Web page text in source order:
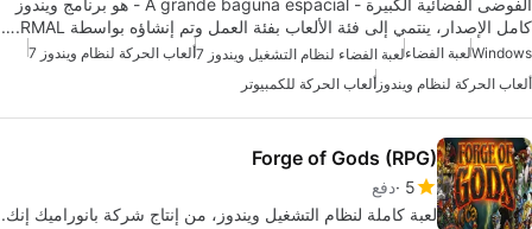
الفوضى الفضائية الكبيرة - A grande baguna espacial - هو برنامج ويندوز
كامل الإصدار، ينتمي إلى فئة الألعاب بفئة العمل وتم إنشاؤه بواسطة RMAL.…
Windowsلعبة الفضاءلعبة الفضاء لنظام التشغيل ويندوز 7
ألعاب الحركة لنظام ويندوز 7
ألعاب الحركة لنظام ويندوز ألعاب الحركة للكمبيوتر
Forge of Gods (RPG)
5 دفع
لعبة كاملة لنظام التشغيل ويندوز، من إنتاج شركة بانوراميك إنك.